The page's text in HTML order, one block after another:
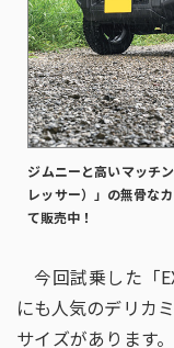
ジムニーと高いマッチ
レッサー）」の無骨な
て販売中！
今回試乗した「
にも人気のデリカ
サイズがあります